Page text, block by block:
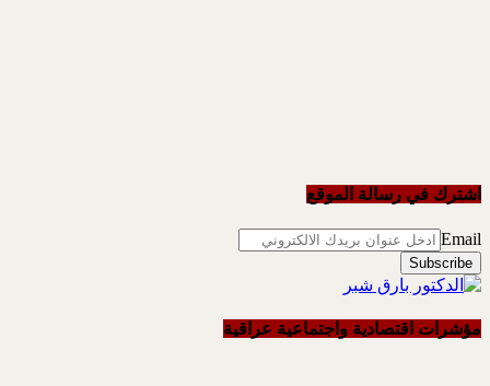
اشترك في رسالة الموقع
Email
مؤشرات اقتصادية واجتماعية عراقية